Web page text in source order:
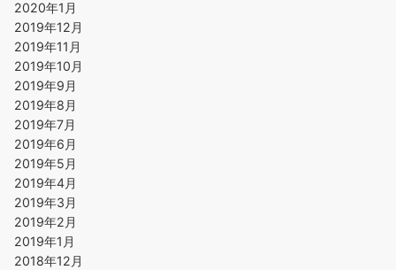
2020年1月
2019年12月
2019年11月
2019年10月
2019年9月
2019年8月
2019年7月
2019年6月
2019年5月
2019年4月
2019年3月
2019年2月
2019年1月
2018年12月